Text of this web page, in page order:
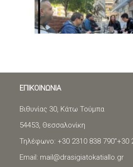
ΕΠΙΚΟΙΝΩΝΙΑ
Βιθυνίας 30, Κάτω Τούμπα
54453, Θεσσαλονίκη
Τηλέφωνο: +30 2310 838 790"+30
Email: mail@drasigiatokatiallo.gr